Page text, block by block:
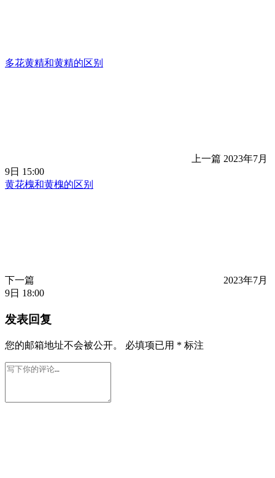
多花黄精和黄精的区别
上一篇 2023年7月
9日 15:00
黄花槐和黄槐的区别
下一篇
2023年7月
9日 18:00
发表回复
您的邮箱地址不会被公开。 必填项已用 * 标注